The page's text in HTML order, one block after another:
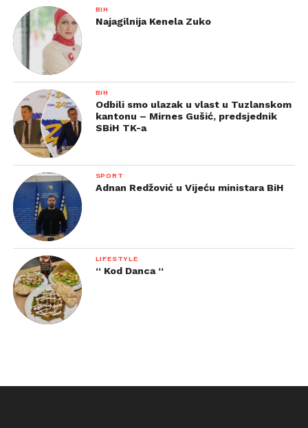
BIH
Najagilnija Kenela Zuko
BIH
Odbili smo ulazak u vlast u Tuzlanskom
kantonu – Mirnes Gušić, predsjednik
SBiH TK-a
SPORT
Adnan Redžović u Vijeću ministara BiH
LIFESTYLE
“ Kod Danca “